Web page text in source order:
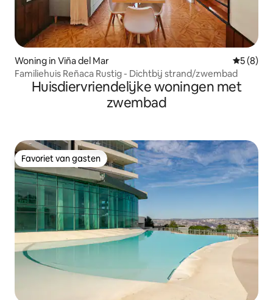
Woning in Viña del Mar
5 (8)
Familiehuis Reñaca Rustig - Dichtbij strand/zwembad
Huisdiervriendelijke woningen met
zwembad
Favoriet van gasten
Favoriet van gasten